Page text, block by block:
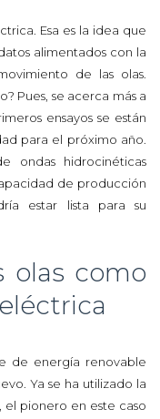
Esa es la idea que
alimentados con la
de las olas.
Pues, se acerca más a
ensayos se están
para el próximo año.
ondas hidrocinéticas
de producción
estar lista para su
olas como
de energía renovable
Ya se ha utilizado la
pionero en este caso